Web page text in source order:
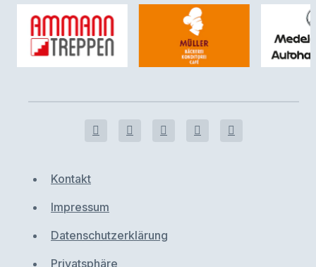
Kontakt
Impressum
Datenschutzerklärung
Privatsphäre